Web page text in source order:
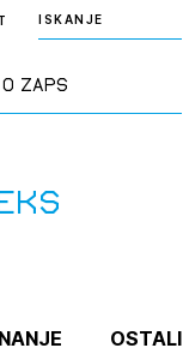
O ZAPS
ISKANJE
OSTALI